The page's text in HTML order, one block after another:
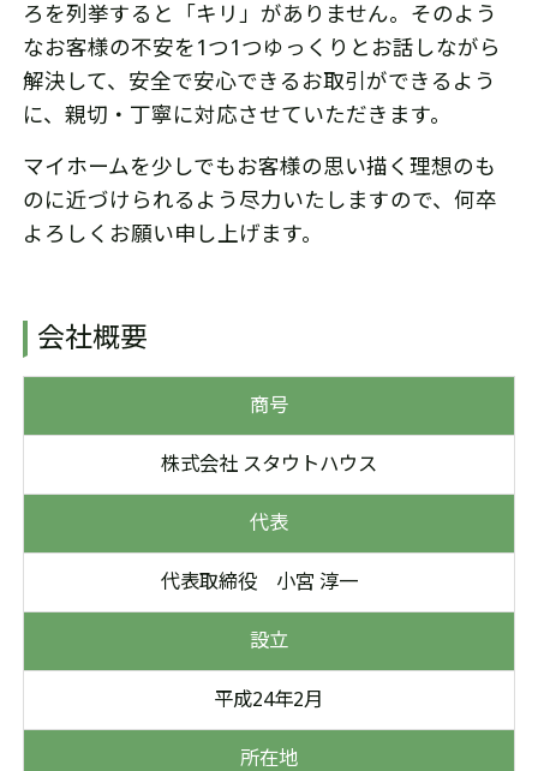
ろを列挙すると「キリ」がありません。そのよう
なお客様の不安を1つ1つゆっくりとお話しながら
解決して、安全で安心できるお取引ができるよう
に、親切・丁寧に対応させていただきます。
マイホームを少しでもお客様の思い描く理想のも
のに近づけられるよう尽力いたしますので、何卒
よろしくお願い申し上げます。
会社概要
商号
株式会社 スタウトハウス
代表
代表取締役 小宮 淳一
設立
平成24年2月
所在地